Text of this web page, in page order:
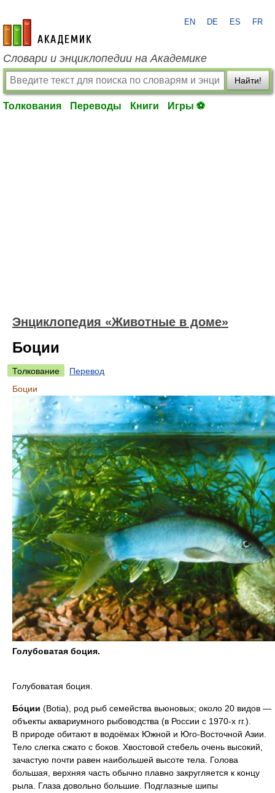
academic.ru
EN DE ES FR
Словари и энциклопедии на Академике
Найти!
Толкования Переводы Книги Игры ⚽
Энциклопедия «Животные в доме»
Боции
Толкование
Перевод
Боции
Голубоватая боция.
Голубоватая боция.
Бо́ции (Botia), род рыб семейства вьюновых; около 20 видов —
объекты аквариумного рыбоводства (в России с 1970-х гг.).
В природе обитают в водоёмах Южной и Юго-Восточной Азии.
Тело слегка сжато с боков. Хвостовой стебель очень высокий,
зачастую почти равен наибольшей высоте тела. Голова
большая, верхняя часть обычно плавно закругляется к концу
рыла. Глаза довольно большие. Подглазные шипы